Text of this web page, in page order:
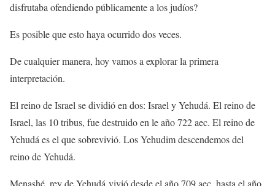
disfrutaba ofendiendo públicamente a los judíos?
Es posible que esto haya ocurrido dos veces.
De cualquier manera, hoy vamos a explorar la primera
interpretación.
El reino de Israel se dividió en dos: Israel y Yehudá. El reino de
Israel, las 10 tribus, fue destruido en le año 722 aec. El reino de
Yehudá es el que sobrevivió. Los Yehudim descendemos del
reino de Yehudá.